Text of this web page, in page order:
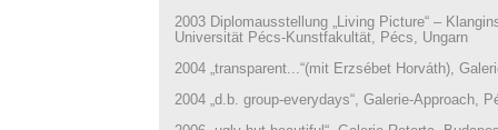
2003 Diplomausstellung „Living Picture“ –
Universität Pécs-Kunstfakultät, Pécs, Ungarn
2004 „transparent...“(mit Erzsébet Horváth),
2004 „d.b. group-everydays“, Galerie-Approach,